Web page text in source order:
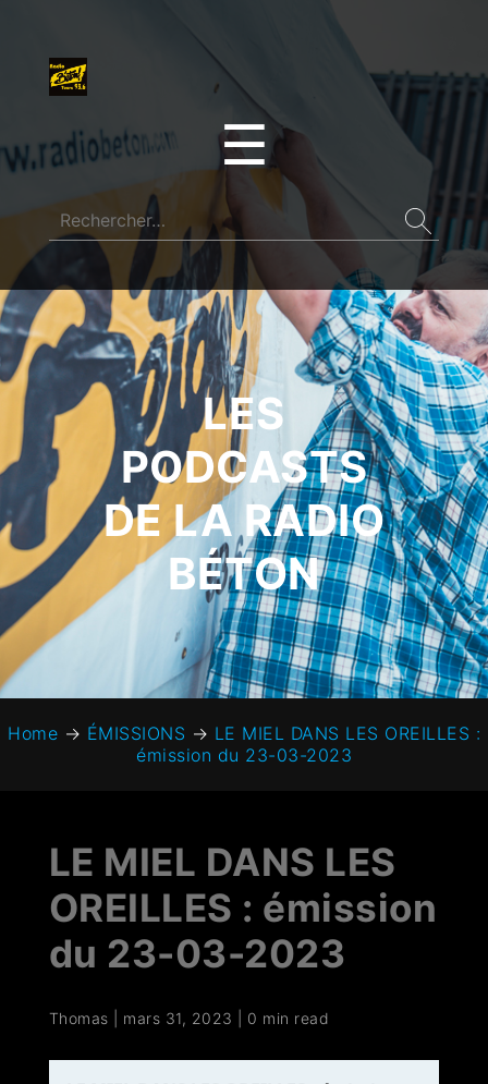
☰
LES
PODCASTS
DE LA RADIO
BÉTON
Home → ÉMISSIONS → LE MIEL DANS LES OREILLES :
émission du 23-03-2023
LE MIEL DANS LES
OREILLES : émission
du 23-03-2023
Thomas mars 31, 2023 0 min read